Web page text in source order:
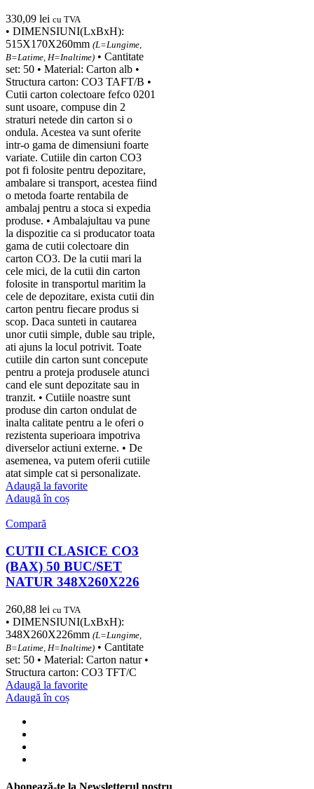
330,09 lei cu TVA
• DIMENSIUNI(LxBxH):
515X170X260mm (L=Lungime,
B=Latime, H=Inaltime) • Cantitate
set: 50 • Material: Carton alb •
Structura carton: CO3 TAFT/B •
Cutii carton colectoare fefco 0201
sunt usoare, compuse din 2
straturi netede din carton si o
ondula. Acestea va sunt oferite
intr-o gama de dimensiuni foarte
variate. Cutiile din carton CO3
pot fi folosite pentru depozitare,
ambalare si transport, acestea fiind
o metoda foarte rentabila de
ambalaj pentru a stoca si expedia
produse. • Ambalajultau va pune
la dispozitie ca si producator toata
gama de cutii colectoare din
carton CO3. De la cutii mari la
cele mici, de la cutii din carton
folosite in transportul maritim la
cele de depozitare, exista cutii din
carton pentru fiecare produs si
scop. Daca sunteti in cautarea
unor cutii simple, duble sau triple,
ati ajuns la locul potrivit. Toate
cutiile din carton sunt concepute
pentru a proteja produsele atunci
cand ele sunt depozitate sau in
tranzit. • Cutiile noastre sunt
produse din carton ondulat de
inalta calitate pentru a le oferi o
rezistenta superioara impotriva
diverselor actiuni externe. • De
asemenea, va putem oferii cutiile
atat simple cat si personalizate.
Adaugă la favorite
Adaugă în coș
Compară
CUTII CLASICE CO3
(BAX) 50 BUC/SET
NATUR 348X260X226
260,88 lei cu TVA
• DIMENSIUNI(LxBxH):
348X260X226mm (L=Lungime,
B=Latime, H=Inaltime) • Cantitate
set: 50 • Material: Carton natur •
Structura carton: CO3 TFT/C
Adaugă la favorite
Adaugă în coș
Abonează-te la Newsletterul nostru